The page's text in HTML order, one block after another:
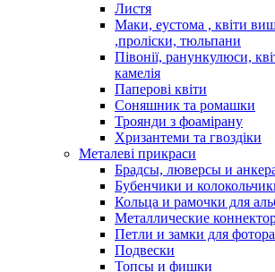
Листя
Маки, еустома , квіти
,проліски, тюльпани
Півонії, ранункулюси,
камелія
Паперові квіти
Соняшник та ромашки
Троянди з фоамірану
Хризантеми та гвоздіки
Металеві прикраси
Брадсы, люверсы и
Бубенчики и
Кольца и рамочки для
Металлические
Петли и замки для
Подвески
Топсы и фишки